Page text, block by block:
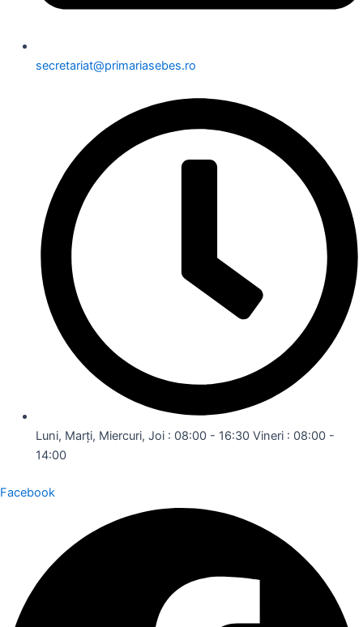
secretariat@primariasebes.ro
Luni, Marți, Miercuri, Joi : 08:00 - 16:30 Vineri : 08:00 -
14:00
Facebook